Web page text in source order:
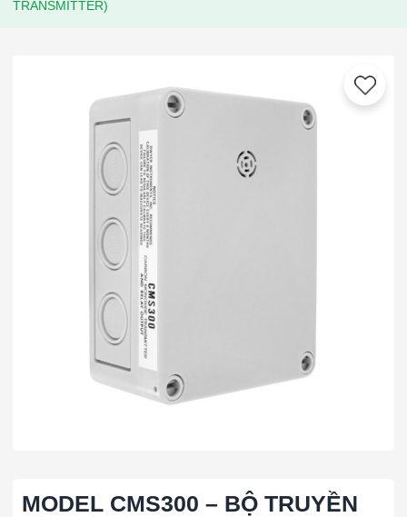
TRANSMITTER)
MODEL CMS300 – BỘ TRUYỀN